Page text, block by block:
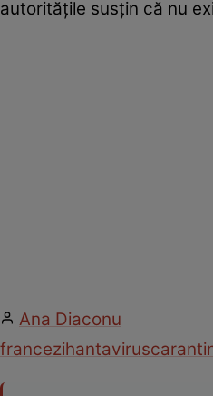
autoritățile susțin că nu
Ana Diaconu
francezihantavirus